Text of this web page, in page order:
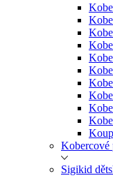
Kobercové
Sigikid